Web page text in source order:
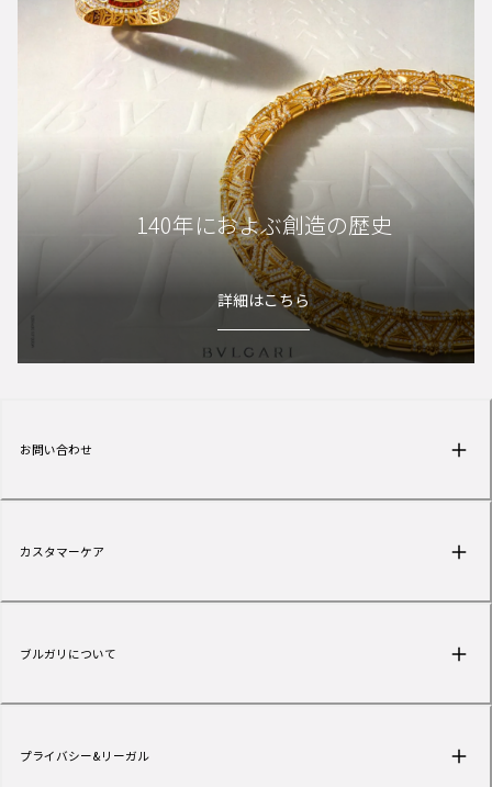
140年におよぶ創造の歴史
詳細はこちら
お問い合わせ
カスタマーケア
ブルガリについて
プライバシー&リーガル